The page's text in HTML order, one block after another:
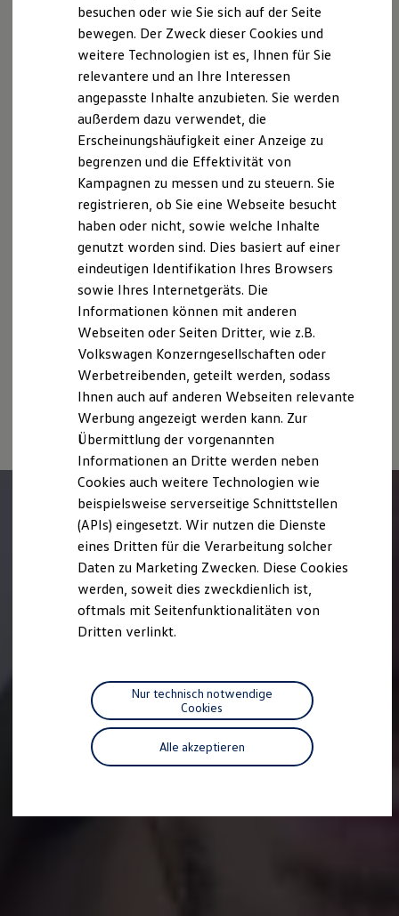
Laden unterwegs
Laden Zuhause
Ladestationen finden
Ladezeitensimulator
Batterie
Sicherheit
Garantie und Lebensdauer
Technologie
Kosten und Kauf
Verbrauchskosten
Kaufoptionen
E-Auto-Förderung
Software und Konnektivität
Die ID. Software 6
Digitale Extras
Schnittstellen zu Ihrem ID.
Hybridautos
Volkswagen R und R Experience
R-Modelle
R Experience
Driving Experience
Volkswagen entdecken
Werkbesichtigung
Factory visit
Lifestyle Shop
T-Roc Kollektion
Golf Kollektion
ID. Kollektion
Volkswagen Kollektion
R-Kollektion
GTI Kollektion
Fußball Drop
#wedriveproud
Besitzer und Service
myVolkswagen
Reparaturen und Checks
Motorenöl und Flüssigkeiten
Räder und Reifen
Pannen- und Unfallhilfe
Economy Service
Volkswagen Teile
Schutz und Pflege
Disclaimer von Volkswagen AG
Die in dieser Darstellung gezeigten Fahrzeuge und
Ausstattungen können in einzelnen Details vom aktuellen
deutschen Lieferprogramm abweichen. Abgebildet sind
teilweise Sonderausstattungen der Fahrzeuge gegen
Mehrpreis.
Bitte beachten Sie auch unseren Konfigurator für eine
Übersicht der aktuell verfügbaren Modelle und Ausstattungen.
Die angegebenen Verbrauchs- und Emissionswerte beziehen
sich nicht auf ein einzelnes Fahrzeug und sind nicht Bestandteil
des Angebots, sondern dienen allein Vergleichszwecken
zwischen den verschiedenen Fahrzeugtypen.
Zusatzausstattungen und Zubehör(Anbauteile, Reifenformat
usw.) können relevante Fahrzeugparameter, wie
Rollwiderstand und Aerodynamik verändern und neben
Witterungs- und Verkehrsbedingungen sowie dem
individuellen Fahrverhalten den Kraftstoffverbrauch, den
Stromverbrauch, die CO₂-Emissionen und die
Fahrleistungswerte eines Fahrzeugs beeinflussen.
besuchen oder wie Sie sich auf der Seite
bewegen. Der Zweck dieser Cookies und
weitere Technologien ist es, Ihnen für Sie
relevantere und an Ihre Interessen
angepasste Inhalte anzubieten. Sie werden
außerdem dazu verwendet, die
Erscheinungshäufigkeit einer Anzeige zu
begrenzen und die Effektivität von
Kampagnen zu messen und zu steuern. Sie
registrieren, ob Sie eine Webseite besucht
haben oder nicht, sowie welche Inhalte
genutzt worden sind. Dies basiert auf einer
eindeutigen Identifikation Ihres Browsers
sowie Ihres Internetgeräts. Die
Informationen können mit anderen
Webseiten oder Seiten Dritter, wie z.B.
Volkswagen Konzerngesellschaften oder
Werbetreibenden, geteilt werden, sodass
Ihnen auch auf anderen Webseiten relevante
Werbung angezeigt werden kann. Zur
Übermittlung der vorgenannten
Informationen an Dritte werden neben
Cookies auch weitere Technologien wie
beispielsweise serverseitige Schnittstellen
(APIs) eingesetzt. Wir nutzen die Dienste
eines Dritten für die Verarbeitung solcher
Daten zu Marketing Zwecken. Diese Cookies
werden, soweit dies zweckdienlich ist,
oftmals mit Seitenfunktionalitäten von
Dritten verlinkt.
Alle akzeptieren
Nur technisch notwendige
Cookies